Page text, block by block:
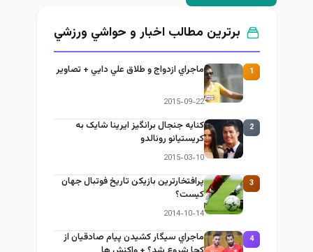
برترین مطالب اخبار و حواشي ورزشي
1 ماجراي ازدواج و طلاق علي دايي + تصاوير
2015-09-22
2
كنايه جنجال برانگيز ایرینا شایک به
كريستيانو رونالدو
2015-03-10
3
پرافتخارترين بازيكن تاریخ فوتبال جهان
کیست؟
2014-10-14
4
ماجراي سيگار كشيدن پيام صادقيان از